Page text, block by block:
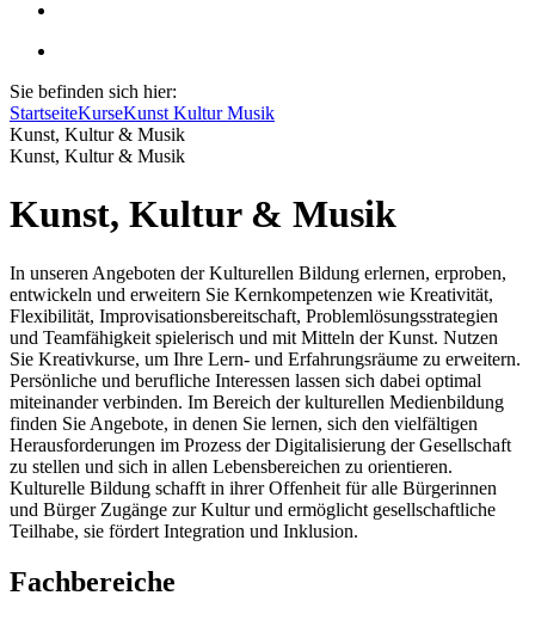
Sie befinden sich hier:
StartseiteKurseKunst Kultur Musik
Kunst, Kultur & Musik
Kunst, Kultur & Musik
Kunst, Kultur & Musik
In unseren Angeboten der Kulturellen Bildung erlernen, erproben,
entwickeln und erweitern Sie Kernkompetenzen wie Kreativität,
Flexibilität, Improvisationsbereitschaft, Problemlösungsstrategien
und Teamfähigkeit spielerisch und mit Mitteln der Kunst. Nutzen
Sie Kreativkurse, um Ihre Lern- und Erfahrungsräume zu erweitern.
Persönliche und berufliche Interessen lassen sich dabei optimal
miteinander verbinden. Im Bereich der kulturellen Medienbildung
finden Sie Angebote, in denen Sie lernen, sich den vielfältigen
Herausforderungen im Prozess der Digitalisierung der Gesellschaft
zu stellen und sich in allen Lebensbereichen zu orientieren.
Kulturelle Bildung schafft in ihrer Offenheit für alle Bürgerinnen
und Bürger Zugänge zur Kultur und ermöglicht gesellschaftliche
Teilhabe, sie fördert Integration und Inklusion.
Fachbereiche